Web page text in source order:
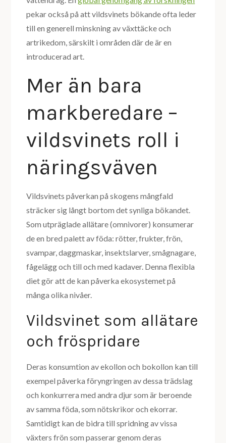
pekar också på att vildsvinets bökande ofta leder
till en generell minskning av växttäcke och
artrikedom, särskilt i områden där de är en
introducerad art.
Mer än bara
markberedare –
vildsvinets roll i
näringsväven
Vildsvinets påverkan på skogens mångfald
sträcker sig långt bortom det synliga bökandet.
Som utpräglade allätare (omnivorer) konsumerar
de en bred palett av föda: rötter, frukter, frön,
svampar, daggmaskar, insektslarver, smågnagare,
fågelägg och till och med kadaver. Denna flexibla
diet gör att de kan påverka ekosystemet på
många olika nivåer.
Vildsvinet som allätare
och fröspridare
Deras konsumtion av ekollon och bokollon kan till
exempel påverka föryngringen av dessa trädslag
och konkurrera med andra djur som är beroende
av samma föda, som nötskrikor och ekorrar.
Samtidigt kan de bidra till spridning av vissa
växters frön som passerar genom deras